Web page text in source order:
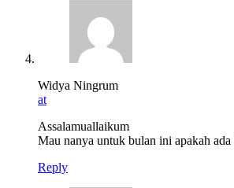
Widya Ningrum
at
Assalamuallaikum
Mau nanya untuk bulan ini apakah
Reply